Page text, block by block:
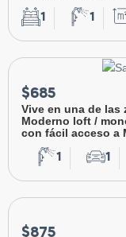
1 1
$685
Vive en una de
Moderno loft /
con fácil acceso a
1 1
$875